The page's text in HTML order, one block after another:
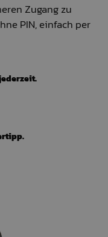
Zugang zu
PIN, einfach per